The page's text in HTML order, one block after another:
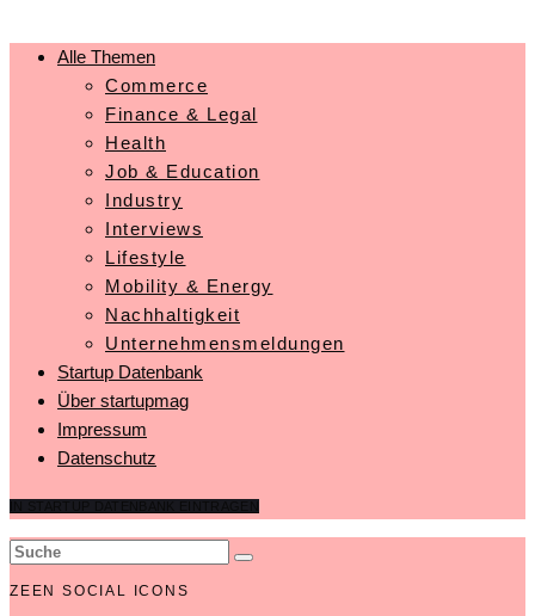
Alle Themen
Commerce
Finance & Legal
Health
Job & Education
Industry
Interviews
Lifestyle
Mobility & Energy
Nachhaltigkeit
Unternehmensmeldungen
Startup Datenbank
Über startupmag
Impressum
Datenschutz
ZEEN SOCIAL ICONS